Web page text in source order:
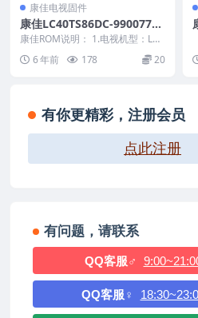
康佳电视固件
康佳LC40TS86DC-99007728
-V1.1.04原厂系统刷机电视固
件包下载
康佳ROM说明： 1.电视机型：LC4
0TS86DC 2.物料号：9900772...
6 年前 178 20
有你更精彩，注册会员
点此注册
有问题，请联系
QQ客服♂
QQ客服♀